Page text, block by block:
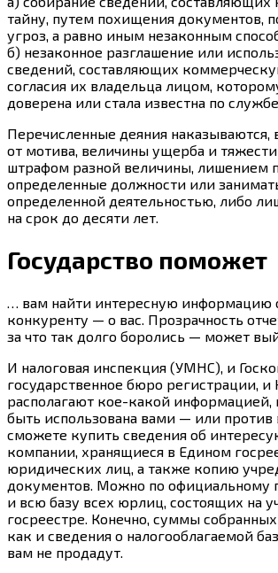
тайну, путем похищения документов,
угроз, а равно иным незаконным
б) незаконное разглашение или
сведений, составляющих
согласия их владельца лицом,
доверена или стала известна по
Перечисленные деяния наказываются,
от мотива, величины ущерба и тяжести
штрафом разной величины, лишением
определенные должности или
определенной деятельностью, либо
на срок до десяти лет.
Государство поможет
… вам найти интересную информацию
конкуренту — о вас. Прозрачность
за что так долго боролись — может
И налоговая инспекция (УМНС), и
государственное бюро регистрации, и
располагают кое-какой информацией,
быть использована вами — или против
сможете купить сведения об
компании, хранящиеся в Едином
юридических лиц, а также копию
документов. Можно по официальному
и всю базу всех юрлиц, состоящих на
госреестре. Конечно, суммы
как и сведения о налогооблагаемой
вам не продадут.